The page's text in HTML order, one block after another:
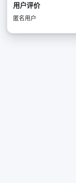
用户评价
匿名用户